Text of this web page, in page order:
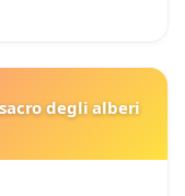
degli alberi